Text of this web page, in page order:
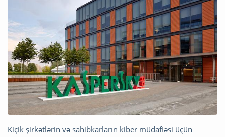
Kiçik şirkətlərin və sahibkarların kiber müdafiəsi üçün